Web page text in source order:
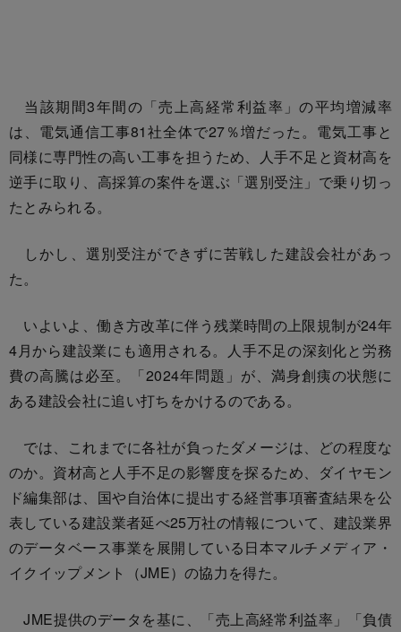
当該期間3年間の「売上高経常利益率」の平均増減率
は、電気通信工事81社全体で27％増だった。電気工事と
同様に専門性の高い工事を担うため、人手不足と資材高を
逆手に取り、高採算の案件を選ぶ「選別受注」で乗り切っ
たとみられる。
しかし、選別受注ができずに苦戦した建設会社があっ
た。
いよいよ、働き方改革に伴う残業時間の上限規制が24年
4月から建設業にも適用される。人手不足の深刻化と労務
費の高騰は必至。「2024年問題」が、満身創痍の状態に
ある建設会社に追い打ちをかけるのである。
では、これまでに各社が負ったダメージは、どの程度な
のか。資材高と人手不足の影響度を探るため、ダイヤモン
ド編集部は、国や自治体に提出する経営事項審査結果を公
表している建設業者延べ25万社の情報について、建設業界
のデータベース事業を展開している日本マルチメディア・
イクイップメント（JME）の協力を得た。
JME提供のデータを基に、「売上高経常利益率」「負債